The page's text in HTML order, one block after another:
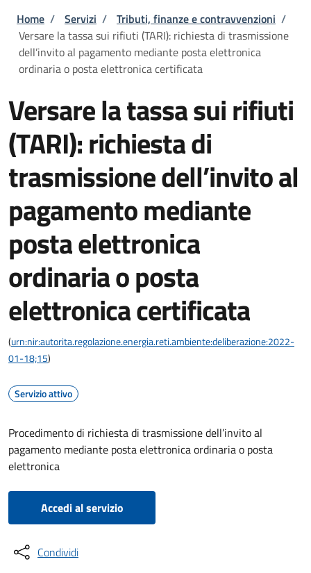
Briciole di pane
Home / Servizi / Tributi, finanze e contravvenzioni /
Versare la tassa sui rifiuti (TARI): richiesta di trasmissione
dell’invito al pagamento mediante posta elettronica
ordinaria o posta elettronica certificata
Versare la tassa sui rifiuti
(TARI): richiesta di
trasmissione dell’invito al
pagamento mediante
posta elettronica
ordinaria o posta
elettronica certificata
(urn:nir:autorita.regolazione.energia.reti.ambiente:deliberazione:2022-
01-18;15)
Servizio attivo
Procedimento di richiesta di trasmissione dell’invito al
pagamento mediante posta elettronica ordinaria o posta
elettronica
Accedi al servizio
Condividi